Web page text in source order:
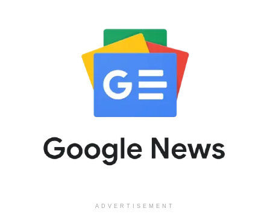
ADVERTISEMENT